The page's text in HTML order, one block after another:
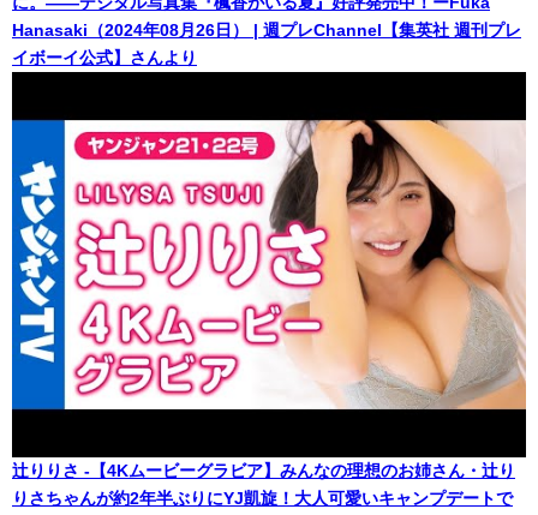
Hanasaki（2024年08月26日） | 週プレChannel【集英社 週刊プレ
イボーイ公式】さんより
辻りりさ -【4Kムービーグラビア】みんなの理想のお姉さん・辻り
りさちゃんが約2年半ぶりにYJ凱旋！大人可愛いキャンプデートで